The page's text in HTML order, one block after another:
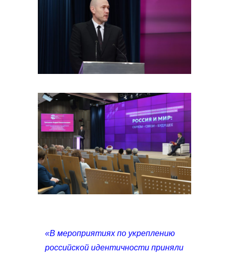
«В мероприятиях по укреплению
российской идентичности приняли